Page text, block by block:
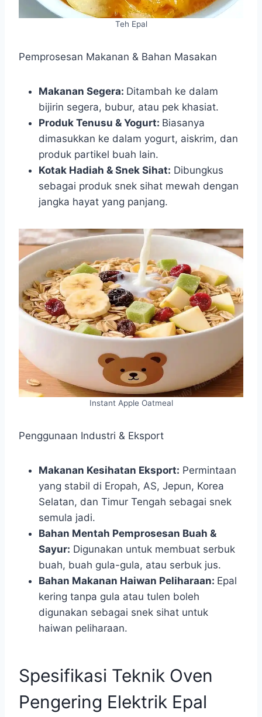
Teh Epal
Pemprosesan Makanan & Bahan Masakan
Makanan Segera: Ditambah ke dalam
bijirin segera, bubur, atau pek khasiat.
Produk Tenusu & Yogurt: Biasanya
dimasukkan ke dalam yogurt, aiskrim, dan
produk partikel buah lain.
Kotak Hadiah & Snek Sihat: Dibungkus
sebagai produk snek sihat mewah dengan
jangka hayat yang panjang.
Instant Apple Oatmeal
Penggunaan Industri & Eksport
Makanan Kesihatan Eksport: Permintaan
yang stabil di Eropah, AS, Jepun, Korea
Selatan, dan Timur Tengah sebagai snek
semula jadi.
Bahan Mentah Pemprosesan Buah &
Sayur: Digunakan untuk membuat serbuk
buah, buah gula-gula, atau serbuk jus.
Bahan Makanan Haiwan Peliharaan: Epal
kering tanpa gula atau tulen boleh
digunakan sebagai snek sihat untuk
haiwan peliharaan.
Spesifikasi Teknik Oven
Pengering Elektrik Epal